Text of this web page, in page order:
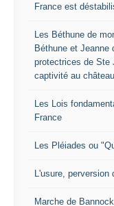
France est
Les Béthune de
Béthune et Jeanne
protectrices de Ste
captivité au
Les Lois
France
Les Pléiades ou
L'usure, perversion
Marche de